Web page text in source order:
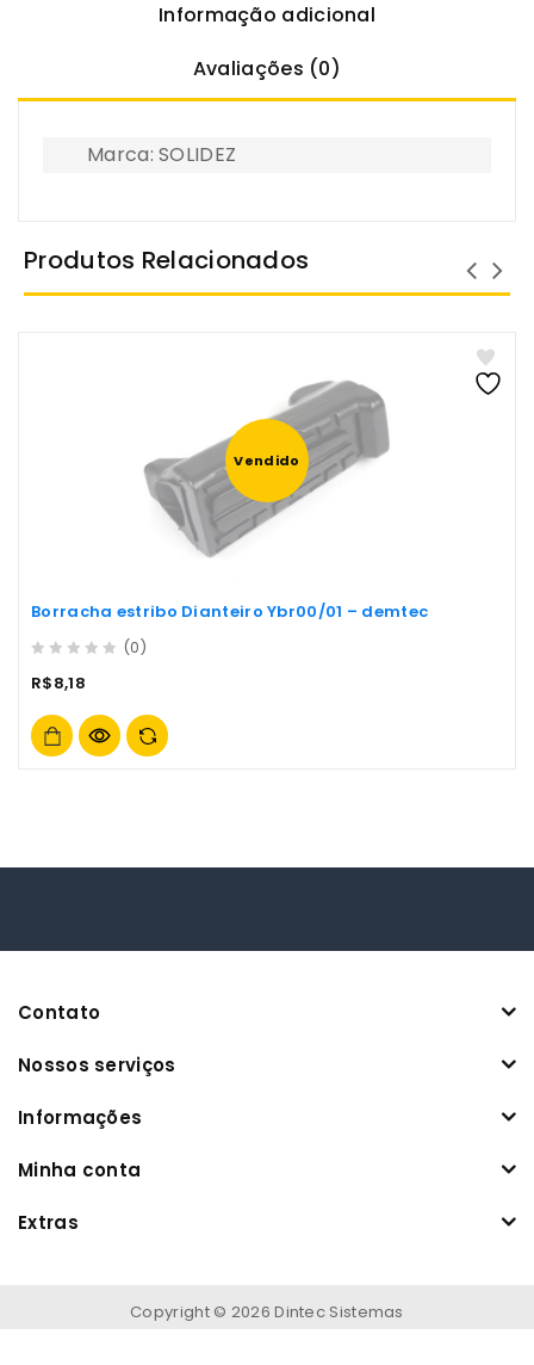
Informação adicional
Avaliações (0)
Marca: SOLIDEZ
Produtos Relacionados
Vendido
Borracha estribo Dianteiro Ybr00/01 – demtec
out
5
(0)
R$8,18
Contato
Nossos serviços
Informações
Minha conta
Extras
Copyright © 2026 Dintec Sistemas